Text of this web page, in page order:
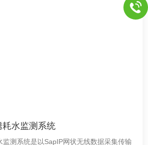
水监测系统
监测系统是以SapIP网状无线数据采集传输